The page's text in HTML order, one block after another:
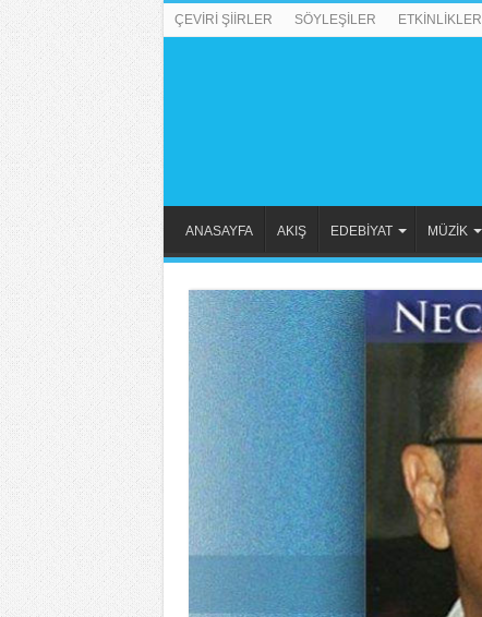
ÇEVİRİ ŞİİRLER SÖYLEŞİLER ETKİNLİKLER
ANASAYFA AKIŞ EDEBİYAT MÜZİK